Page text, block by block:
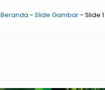
Beranda - Slide Gambar- Slide 1